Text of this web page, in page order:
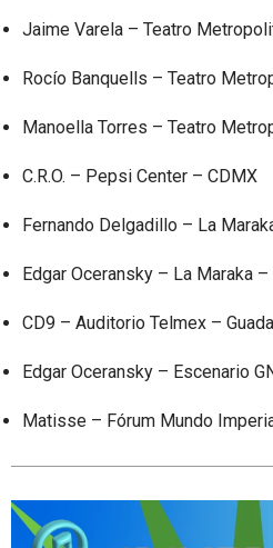
Jaime Varela – Teatro
Rocío Banquells – Teatro
Manoella Torres – Teatro
C.R.O. – Pepsi Center – CDMX
Fernando Delgadillo – La
Edgar Oceransky – La Maraka
CD9 – Auditorio Telmex –
Edgar Oceransky – Escenario
Matisse – Fórum Mundo